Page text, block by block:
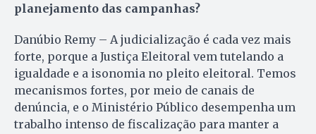
planejamento das campanhas?
Danúbio Remy – A judicialização é cada vez mais
forte, porque a Justiça Eleitoral vem tutelando a
igualdade e a isonomia no pleito eleitoral. Temos
mecanismos fortes, por meio de canais de
denúncia, e o Ministério Público desempenha um
trabalho intenso de fiscalização para manter a